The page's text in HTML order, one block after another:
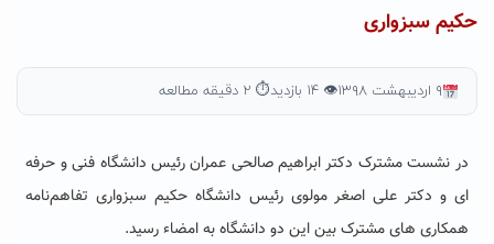
حکیم سبزواری
۹ اردیبهشت ۱۳۹۸ 👁 ۱۴ بازدید ⏱ ۲ دقیقه مطالعه
در نشست مشترک دکتر ابراهیم صالحی عمران رئیس دانشگاه فنی و حرفه
ای و دکتر علی اصغر مولوی رئیس دانشگاه حکیم سبزواری تفاهم‌نامه
همکاری های مشترک بین این دو دانشگاه به امضاء رسید.